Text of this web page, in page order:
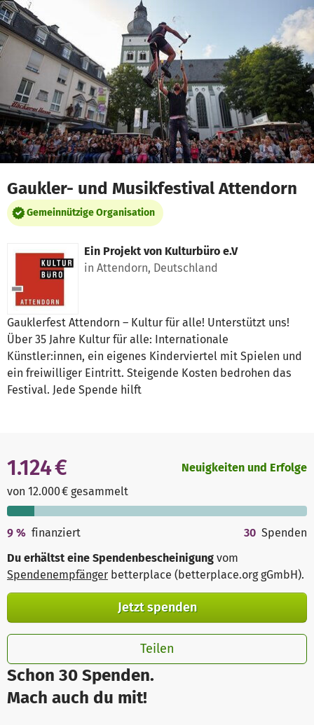
Zum Hauptinhalt springen
Erklärung zur Barrierefreiheit anzeigen
Gaukler- und Musikfestival Attendorn
Gemeinnützige Organisation
Ein Projekt von Kulturbüro e.V
in Attendorn, Deutschland
Gauklerfest Attendorn – Kultur für alle! Unterstützt uns!
Über 35 Jahre Kultur für alle: Internationale
Künstler:innen, ein eigenes Kinderviertel mit Spielen und
ein freiwilliger Eintritt. Steigende Kosten bedrohen das
Festival. Jede Spende hilft
Schon 30 Spenden.
Mach auch du mit!
1.124 €
von 12.000 € gesammelt
Neuigkeiten und Erfolge
9 % finanziert 30 Spenden
Du erhältst eine Spendenbescheinigung vom
Spendenempfänger betterplace (betterplace.org gGmbH).
Jetzt spenden
Teilen